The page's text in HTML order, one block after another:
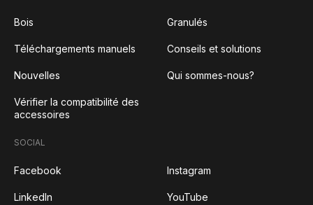
Bois Granulés
Téléchargements manuels Conseils et solutions
Nouvelles Qui sommes-nous?
Vérifier la compatibilité des
accessoires
SOCIAL
Facebook Instagram
LinkedIn YouTube